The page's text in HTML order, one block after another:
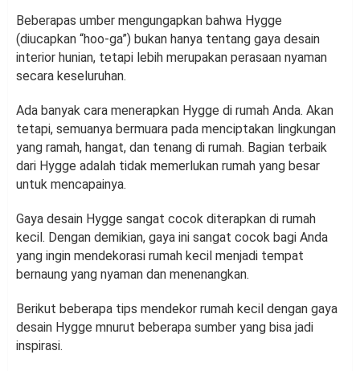
Beberapas umber mengungapkan bahwa Hygge
(diucapkan “hoo-ga”) bukan hanya tentang gaya desain
interior hunian, tetapi lebih merupakan perasaan nyaman
secara keseluruhan.
Ada banyak cara menerapkan Hygge di rumah Anda. Akan
tetapi, semuanya bermuara pada menciptakan lingkungan
yang ramah, hangat, dan tenang di rumah. Bagian terbaik
dari Hygge adalah tidak memerlukan rumah yang besar
untuk mencapainya.
Gaya desain Hygge sangat cocok diterapkan di rumah
kecil. Dengan demikian, gaya ini sangat cocok bagi Anda
yang ingin mendekorasi rumah kecil menjadi tempat
bernaung yang nyaman dan menenangkan.
Berikut beberapa tips mendekor rumah kecil dengan gaya
desain Hygge mnurut beberapa sumber yang bisa jadi
inspirasi.